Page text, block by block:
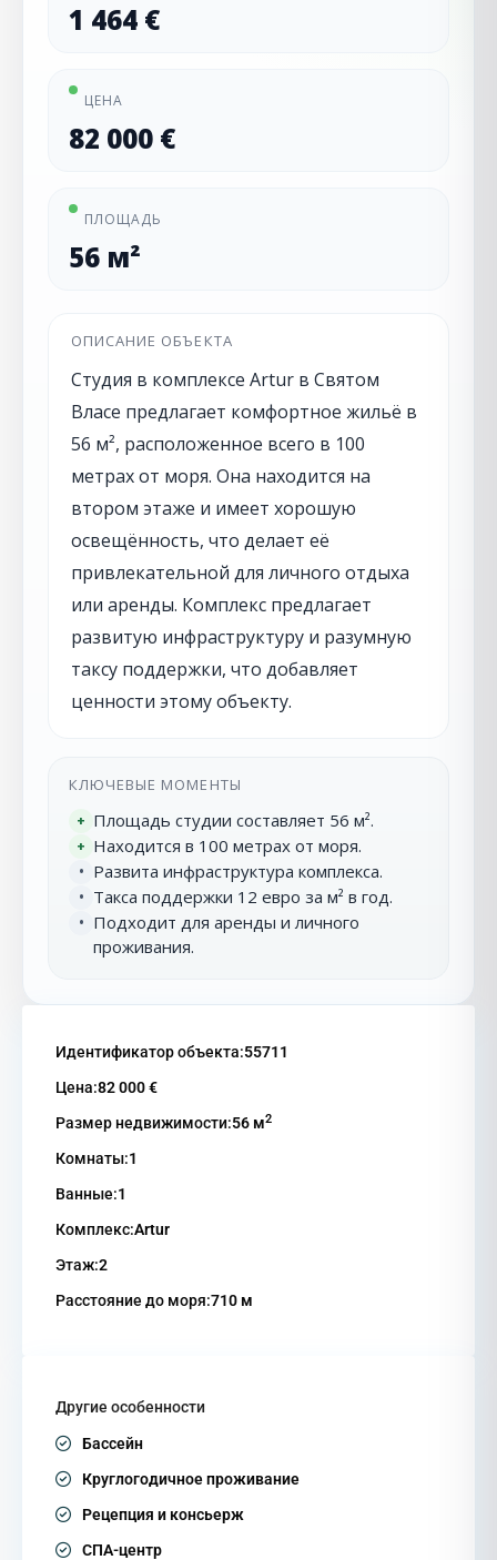
1 464 €
ЦЕНА
82 000 €
ПЛОЩАДЬ
56 м²
ОПИСАНИЕ ОБЪЕКТА
Студия в комплексе Artur в Святом
Власе предлагает комфортное жильё в
56 м², расположенное всего в 100
метрах от моря. Она находится на
втором этаже и имеет хорошую
освещённость, что делает её
привлекательной для личного отдыха
или аренды. Комплекс предлагает
развитую инфраструктуру и разумную
таксу поддержки, что добавляет
ценности этому объекту.
КЛЮЧЕВЫЕ МОМЕНТЫ
+ Площадь студии составляет 56 м².
+ Находится в 100 метрах от моря.
• Развита инфраструктура комплекса.
• Такса поддержки 12 евро за м² в год.
• Подходит для аренды и личного
проживания.
Идентификатор объекта:55711
Цена:82 000 €
Размер недвижимости:56 м2
Комнаты:1
Ванные:1
Комплекс:Artur
Этаж:2
Расстояние до моря:710 м
Другие особенности
Бассейн
Круглогодичное проживание
Рецепция и консьерж
СПА-центр